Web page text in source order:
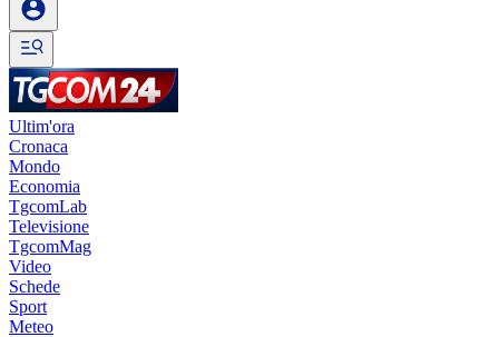
Ultim'ora
Cronaca
Mondo
Economia
TgcomLab
Televisione
TgcomMag
Video
Schede
Sport
Meteo